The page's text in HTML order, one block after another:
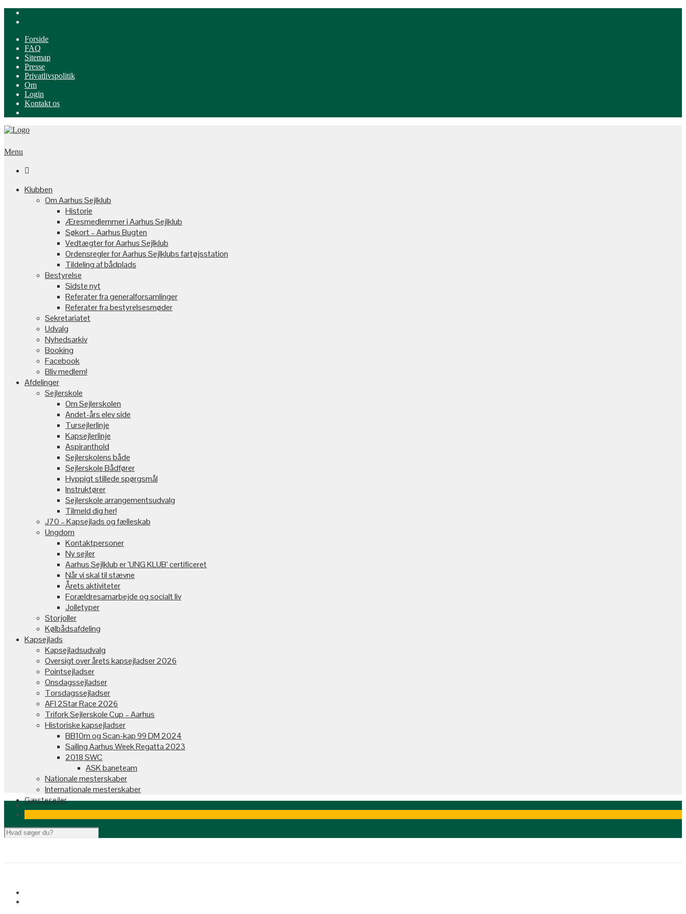
Forside
FAQ
Sitemap
Presse
Privatlivspolitik
Om
Login
Kontakt os
Menu

Klubben
Om Aarhus Sejlklub
Historie
Æresmedlemmer i Aarhus Sejlklub
Søkort – Aarhus Bugten
Vedtægter for Aarhus Sejlklub
Ordensregler for Aarhus Sejlklubs fartøjsstation
Tildeling af bådplads
Bestyrelse
Sidste nyt
Referater fra generalforsamlinger
Referater fra bestyrelsesmøder
Sekretariatet
Udvalg
Nyhedsarkiv
Booking
Facebook
Bliv medlem!
Afdelinger
Sejlerskole
Om Sejlerskolen
Andet-års elev side
Tursejlerlinje
Kapsejlerlinje
Aspiranthold
Sejlerskolens både
Sejlerskole Bådfører
Hyppigt stillede spørgsmål
Instruktører
Sejlerskole arrangementsudvalg
Tilmeld dig her!
J70 – Kapsejlads og fælleskab
Ungdom
Kontaktpersoner
Ny sejler
Aarhus Sejlklub er ‘UNG KLUB’ certificeret
Når vi skal til stævne
Årets aktiviteter
Forældresamarbejde og socialt liv
Jolletyper
Storjoller
Kølbådsafdeling
Kapsejlads
Kapsejladsudvalg
Oversigt over årets kapsejladser 2026
Pointsejladser
Onsdagssejladser
Torsdagssejladser
AFI 2Star Race 2026
Trifork Sejlerskole Cup – Aarhus
Historiske kapsejladser
BB10m og Scan-kap 99 DM 2024
Sailing Aarhus Week Regatta 2023
2018 SWC
ASK baneteam
Nationale mesterskaber
Internationale mesterskaber
Gæstesejler